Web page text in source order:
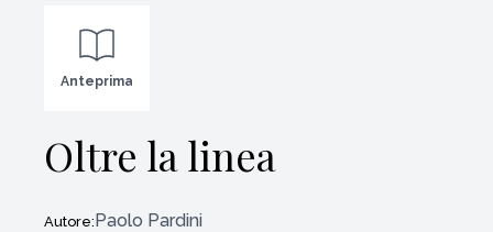
Anteprima
Oltre la linea
Autore:Paolo Pardini